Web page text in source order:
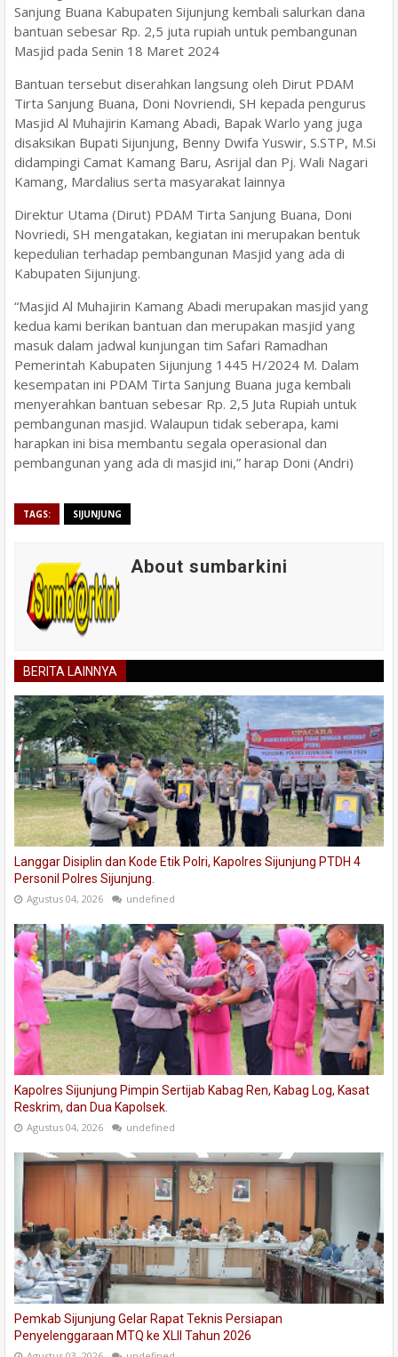
Sanjung Buana Kabupaten Sijunjung kembali salurkan dana
bantuan sebesar Rp. 2,5 juta rupiah untuk pembangunan
Masjid pada Senin 18 Maret 2024
Bantuan tersebut diserahkan langsung oleh Dirut PDAM
Tirta Sanjung Buana, Doni Novriendi, SH kepada pengurus
Masjid Al Muhajirin Kamang Abadi, Bapak Warlo yang juga
disaksikan Bupati Sijunjung, Benny Dwifa Yuswir, S.STP, M.Si
didampingi Camat Kamang Baru, Asrijal dan Pj. Wali Nagari
Kamang, Mardalius serta masyarakat lainnya
Direktur Utama (Dirut) PDAM Tirta Sanjung Buana, Doni
Novriedi, SH mengatakan, kegiatan ini merupakan bentuk
kepedulian terhadap pembangunan Masjid yang ada di
Kabupaten Sijunjung.
“Masjid Al Muhajirin Kamang Abadi merupakan masjid yang
kedua kami berikan bantuan dan merupakan masjid yang
masuk dalam jadwal kunjungan tim Safari Ramadhan
Pemerintah Kabupaten Sijunjung 1445 H/2024 M. Dalam
kesempatan ini PDAM Tirta Sanjung Buana juga kembali
menyerahkan bantuan sebesar Rp. 2,5 Juta Rupiah untuk
pembangunan masjid. Walaupun tidak seberapa, kami
harapkan ini bisa membantu segala operasional dan
pembangunan yang ada di masjid ini,” harap Doni (Andri)
TAGS: SIJUNJUNG
About sumbarkini
BERITA LAINNYA
Langgar Disiplin dan Kode Etik Polri, Kapolres Sijunjung PTDH 4
Personil Polres Sijunjung.
Agustus 04, 2026 undefined
Kapolres Sijunjung Pimpin Sertijab Kabag Ren, Kabag Log, Kasat
Reskrim, dan Dua Kapolsek.
Agustus 04, 2026 undefined
Pemkab Sijunjung Gelar Rapat Teknis Persiapan
Penyelenggaraan MTQ ke XLII Tahun 2026